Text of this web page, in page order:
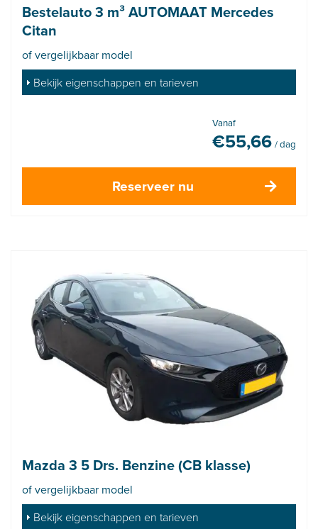
Bestelauto 3 m³ AUTOMAAT Mercedes
Citan
of vergelijkbaar model
Bekijk eigenschappen en tarieven
Vanaf
€55,66 / dag
Reserveer nu
Mazda 3 5 Drs. Benzine (CB klasse)
of vergelijkbaar model
Bekijk eigenschappen en tarieven